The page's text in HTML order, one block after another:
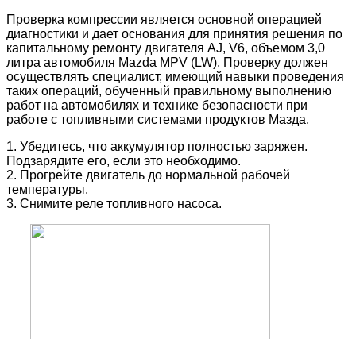
Проверка компрессии является основной операцией
диагностики и дает основания для принятия решения по
капитальному ремонту двигателя AJ, V6, объемом 3,0
литра автомобиля Mazda MPV (LW). Проверку должен
осуществлять специалист, имеющий навыки проведения
таких операций, обученный правильному выполнению
работ на автомобилях и технике безопасности при
работе с топливными системами продуктов Мазда.
1. Убедитесь, что аккумулятор полностью заряжен.
Подзарядите его, если это необходимо.
2. Прогрейте двигатель до нормальной рабочей
температуры.
3. Снимите реле топливного насоса.